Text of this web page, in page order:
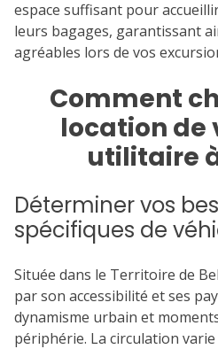
espace suffisant pour
leurs bagages, garantissant
agréables lors de vos
Comment
location de
utilitaire
Déterminer vos
spécifiques de
Située dans le Territoire de
par son accessibilité et ses
dynamisme urbain et
périphérie. La circulation